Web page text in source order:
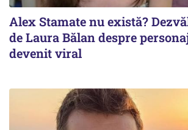
Alex Stamate nu există?
de Laura Bălan despre
devenit viral